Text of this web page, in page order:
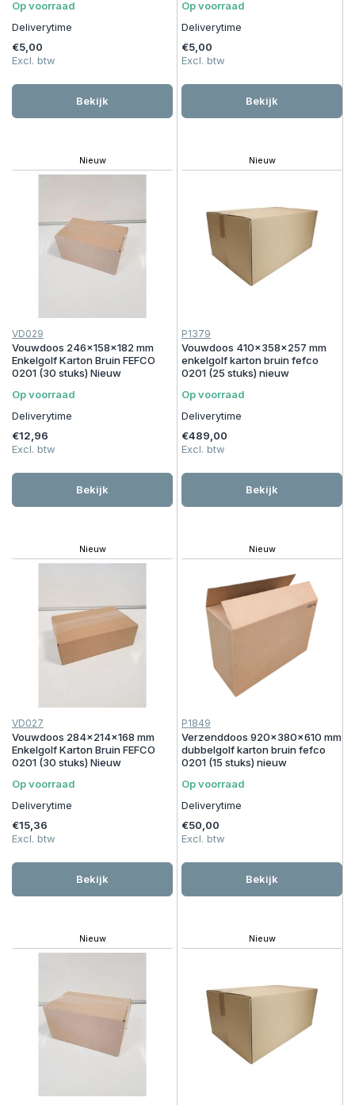
Op voorraad
Deliverytime
€5,00
Excl. btw
Bekijk
Op voorraad
Deliverytime
€5,00
Excl. btw
Bekijk
Nieuw
VD029
Vouwdoos 246x158x182 mm
Enkelgolf Karton Bruin FEFCO
0201 (30 stuks) Nieuw
Op voorraad
Deliverytime
€12,96
Excl. btw
Bekijk
Nieuw
P1379
Vouwdoos 410x358x257 mm
enkelgolf karton bruin fefco
0201 (25 stuks) nieuw
Op voorraad
Deliverytime
€489,00
Excl. btw
Bekijk
Nieuw
VD027
Vouwdoos 284x214x168 mm
Enkelgolf Karton Bruin FEFCO
0201 (30 stuks) Nieuw
Op voorraad
Deliverytime
€15,36
Excl. btw
Bekijk
Nieuw
P1849
Verzenddoos 920x380x610 mm
dubbelgolf karton bruin fefco
0201 (15 stuks) nieuw
Op voorraad
Deliverytime
€50,00
Excl. btw
Bekijk
Nieuw Nieuw